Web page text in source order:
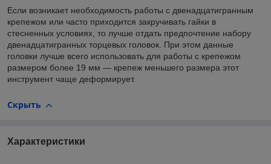
Если возникает необходимость работы с двенадцатигранным
крепежом или часто приходится закручивать гайки в
стесненных условиях, то лучше отдать предпочтение набору
двенадцатигранных торцевых головок. При этом данные
головки лучше всего использовать для работы с крепежом
размером более 19 мм — крепеж меньшего размера этот
инструмент чаще деформирует.
Скрыть
Характеристики